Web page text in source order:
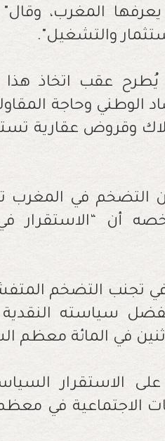
المغرب، وقال"
والتشغيل".
يُطرح عقب اتخاذ هذا
الوطني وحاجة
وقروض عقارية
التضخم في المغرب
أن “الاستقرار
تجنب التضخم
سياسته النقدية
في المائة معظم
الاستقرار
الاجتماعية في